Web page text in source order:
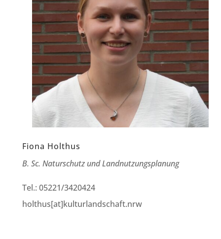
Fiona Holthus
B. Sc. Naturschutz und Landnutzungsplanung
Tel.: 05221/3420424
holthus[at]kulturlandschaft.nrw